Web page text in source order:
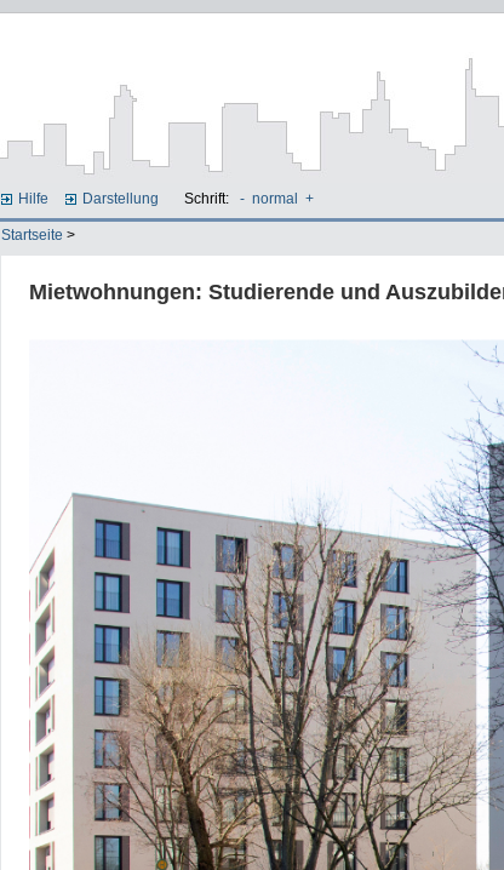
Hilfe Darstellung Schrift: - normal +
Startseite >
Mietwohnungen: Studierende und